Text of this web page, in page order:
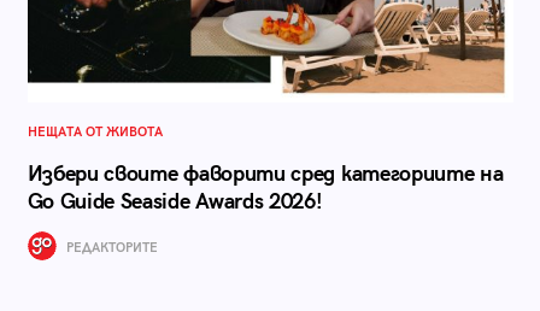
НЕЩАТА ОТ ЖИВОТА
Избери своите фаворити сред категориите на
Go Guide Seaside Awards 2026!
РЕДАКТОРИТЕ